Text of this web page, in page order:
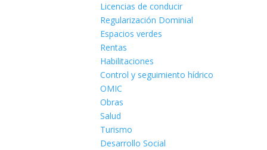
Licencias de conducir
Regularización Dominial
Espacios verdes
Rentas
Habilitaciones
Control y seguimiento hídrico
OMIC
Obras
Salud
Turismo
Desarrollo Social